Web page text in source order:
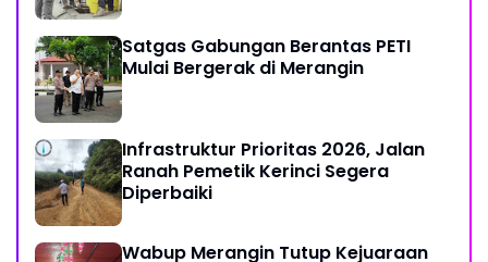
Satgas Gabungan Berantas PETI
Mulai Bergerak di Merangin
Infrastruktur Prioritas 2026, Jalan
Ranah Pemetik Kerinci Segera
Diperbaiki
Wabup Merangin Tutup Kejuaraan